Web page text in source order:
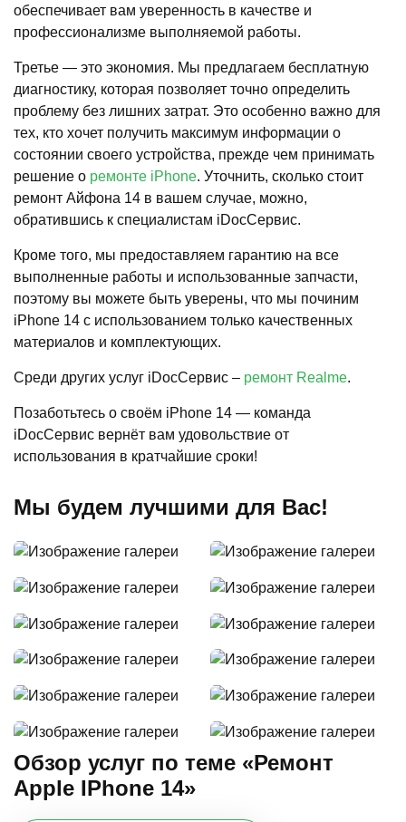
обеспечивает вам уверенность в качестве и
профессионализме выполняемой работы.
Третье — это экономия. Мы предлагаем бесплатную
диагностику, которая позволяет точно определить
проблему без лишних затрат. Это особенно важно для
тех, кто хочет получить максимум информации о
состоянии своего устройства, прежде чем принимать
решение о ремонте iPhone. Уточнить, сколько стоит
ремонт Айфона 14 в вашем случае, можно,
обратившись к специалистам iDocСервис.
Кроме того, мы предоставляем гарантию на все
выполненные работы и использованные запчасти,
поэтому вы можете быть уверены, что мы починим
iPhone 14 с использованием только качественных
материалов и комплектующих.
Среди других услуг iDocСервис – ремонт Realme.
Позаботьтесь о своём iPhone 14 — команда
iDocСервис вернёт вам удовольствие от
использования в кратчайшие сроки!
Мы будем лучшими для Вас!
Обзор услуг по теме «Ремонт
Apple IPhone 14»